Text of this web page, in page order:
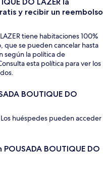
y recibir un reembolso
tiene habitaciones 100%
que se pueden cancelar hasta
según la política de
esta política para ver los
BOUTIQUE DO
huéspedes pueden acceder
BOUTIQUE DO